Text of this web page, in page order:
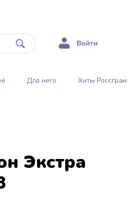
Войти
Для него Хиты Россграм
Экстра